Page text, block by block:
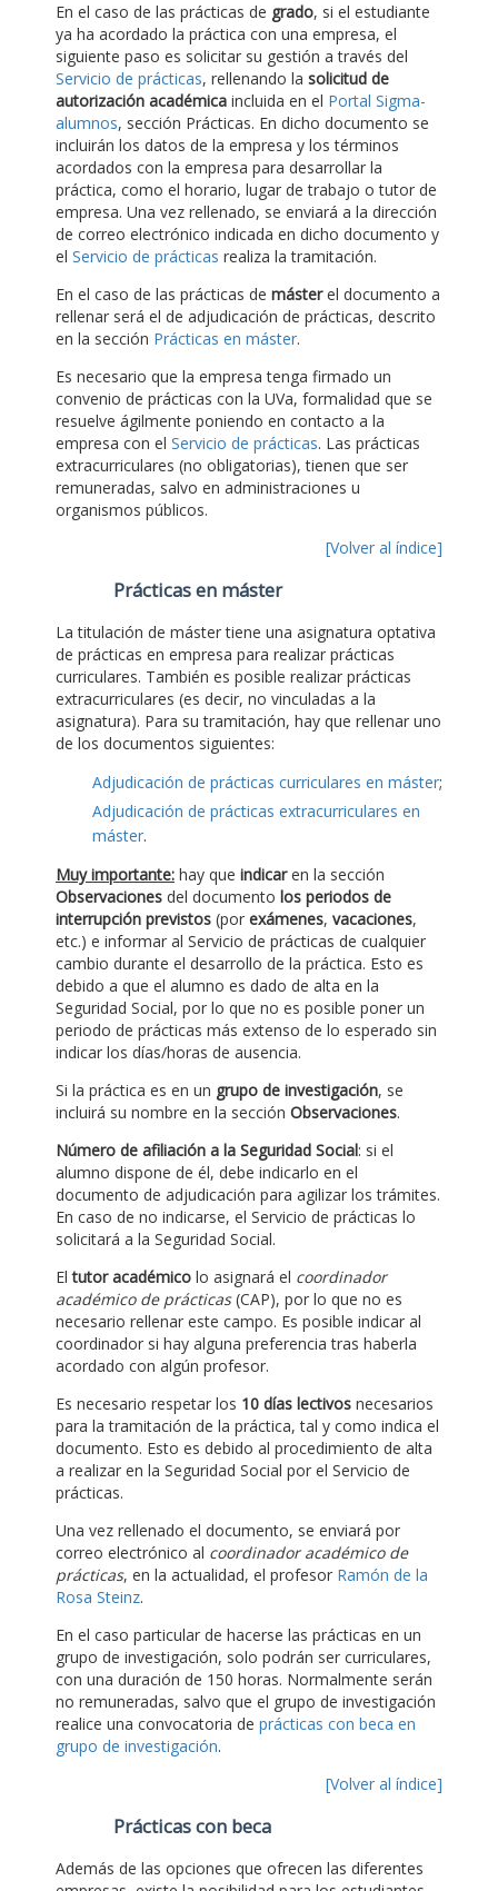
En el caso de las prácticas de grado, si el estudiante
ya ha acordado la práctica con una empresa, el
siguiente paso es solicitar su gestión a través del
Servicio de prácticas, rellenando la solicitud de
autorización académica incluida en el Portal Sigma-
alumnos, sección Prácticas. En dicho documento se
incluirán los datos de la empresa y los términos
acordados con la empresa para desarrollar la
práctica, como el horario, lugar de trabajo o tutor de
empresa. Una vez rellenado, se enviará a la dirección
de correo electrónico indicada en dicho documento y
el Servicio de prácticas realiza la tramitación.
En el caso de las prácticas de másterel documento a
rellenar será el de adjudicación de prácticas, descrito
en la sección Prácticas en máster.
Es necesario que la empresa tenga firmado un
convenio de prácticas con la UVa, formalidad que se
resuelve ágilmente poniendo en contacto a la
empresa con el Servicio de prácticas. Las prácticas
extracurriculares (no obligatorias), tienen que ser
remuneradas, salvo en administraciones u
organismos públicos.
[Volver al índice]
Prácticas en máster
La titulación de máster tiene una asignatura optativa
de prácticas en empresa para realizar prácticas
curriculares. También es posible realizar prácticas
extracurriculares (es decir, no vinculadas a la
asignatura). Para su tramitación, hay que rellenar uno
de los documentos siguientes:
Adjudicación de prácticas curriculares en máster;
Adjudicación de prácticas extracurriculares en
máster.
Muy importante: hay que indicaren la sección
Observaciones del documento los periodos de
interrupción previstos (por exámenes, vacaciones,
etc.) e informar al Servicio de prácticas de cualquier
cambio durante el desarrollo de la práctica. Esto es
debido a que el alumno es dado de alta en la
Seguridad Social, por lo que no es posible poner un
periodo de prácticas más extenso de lo esperado sin
indicar los días/horas de ausencia.
Si la práctica es en un grupo de investigación, se
incluirá su nombre en la sección Observaciones.
Número de afiliación a la Seguridad Social: si el
alumno dispone de él, debe indicarlo en el
documento de adjudicación para agilizar los trámites.
En caso de no indicarse, el Servicio de prácticas lo
solicitará a la Seguridad Social.
Eltutor académico lo asignará el coordinador
académico de prácticas(CAP), por lo que no es
necesario rellenar este campo. Es posible indicar al
coordinador si hay alguna preferencia tras haberla
acordado con algún profesor.
Es necesario respetar los 10 días lectivos necesarios
para la tramitación de la práctica, tal y como indica el
documento. Esto es debido al procedimiento de alta
a realizar en la Seguridad Social por el Servicio de
prácticas.
Una vez rellenado el documento, se enviará por
correo electrónico al coordinador académico de
prácticas, en la actualidad, el profesor Ramón de la
Rosa Steinz.
En el caso particular de hacerse las prácticas en un
grupo de investigación, solo podrán ser curriculares,
con una duración de 150 horas. Normalmente serán
no remuneradas, salvo que el grupo de investigación
realice una convocatoria de prácticas con beca en
grupo de investigación.
[Volver al índice]
Prácticas con beca
Además de las opciones que ofrecen las diferentes